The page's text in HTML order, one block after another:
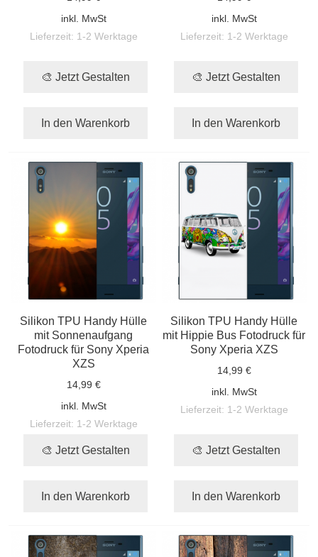
inkl. MwSt
Lieferzeit: 1-2 Werktage
🎨 Jetzt Gestalten
In den Warenkorb
inkl. MwSt
Lieferzeit: 1-2 Werktage
🎨 Jetzt Gestalten
In den Warenkorb
Silikon TPU Handy Hülle
mit Sonnenaufgang
Fotodruck für Sony Xperia
XZS
14,99 €
inkl. MwSt
Lieferzeit: 1-2 Werktage
🎨 Jetzt Gestalten
In den Warenkorb
Silikon TPU Handy Hülle
mit Hippie Bus Fotodruck für
Sony Xperia XZS
14,99 €
inkl. MwSt
Lieferzeit: 1-2 Werktage
🎨 Jetzt Gestalten
In den Warenkorb